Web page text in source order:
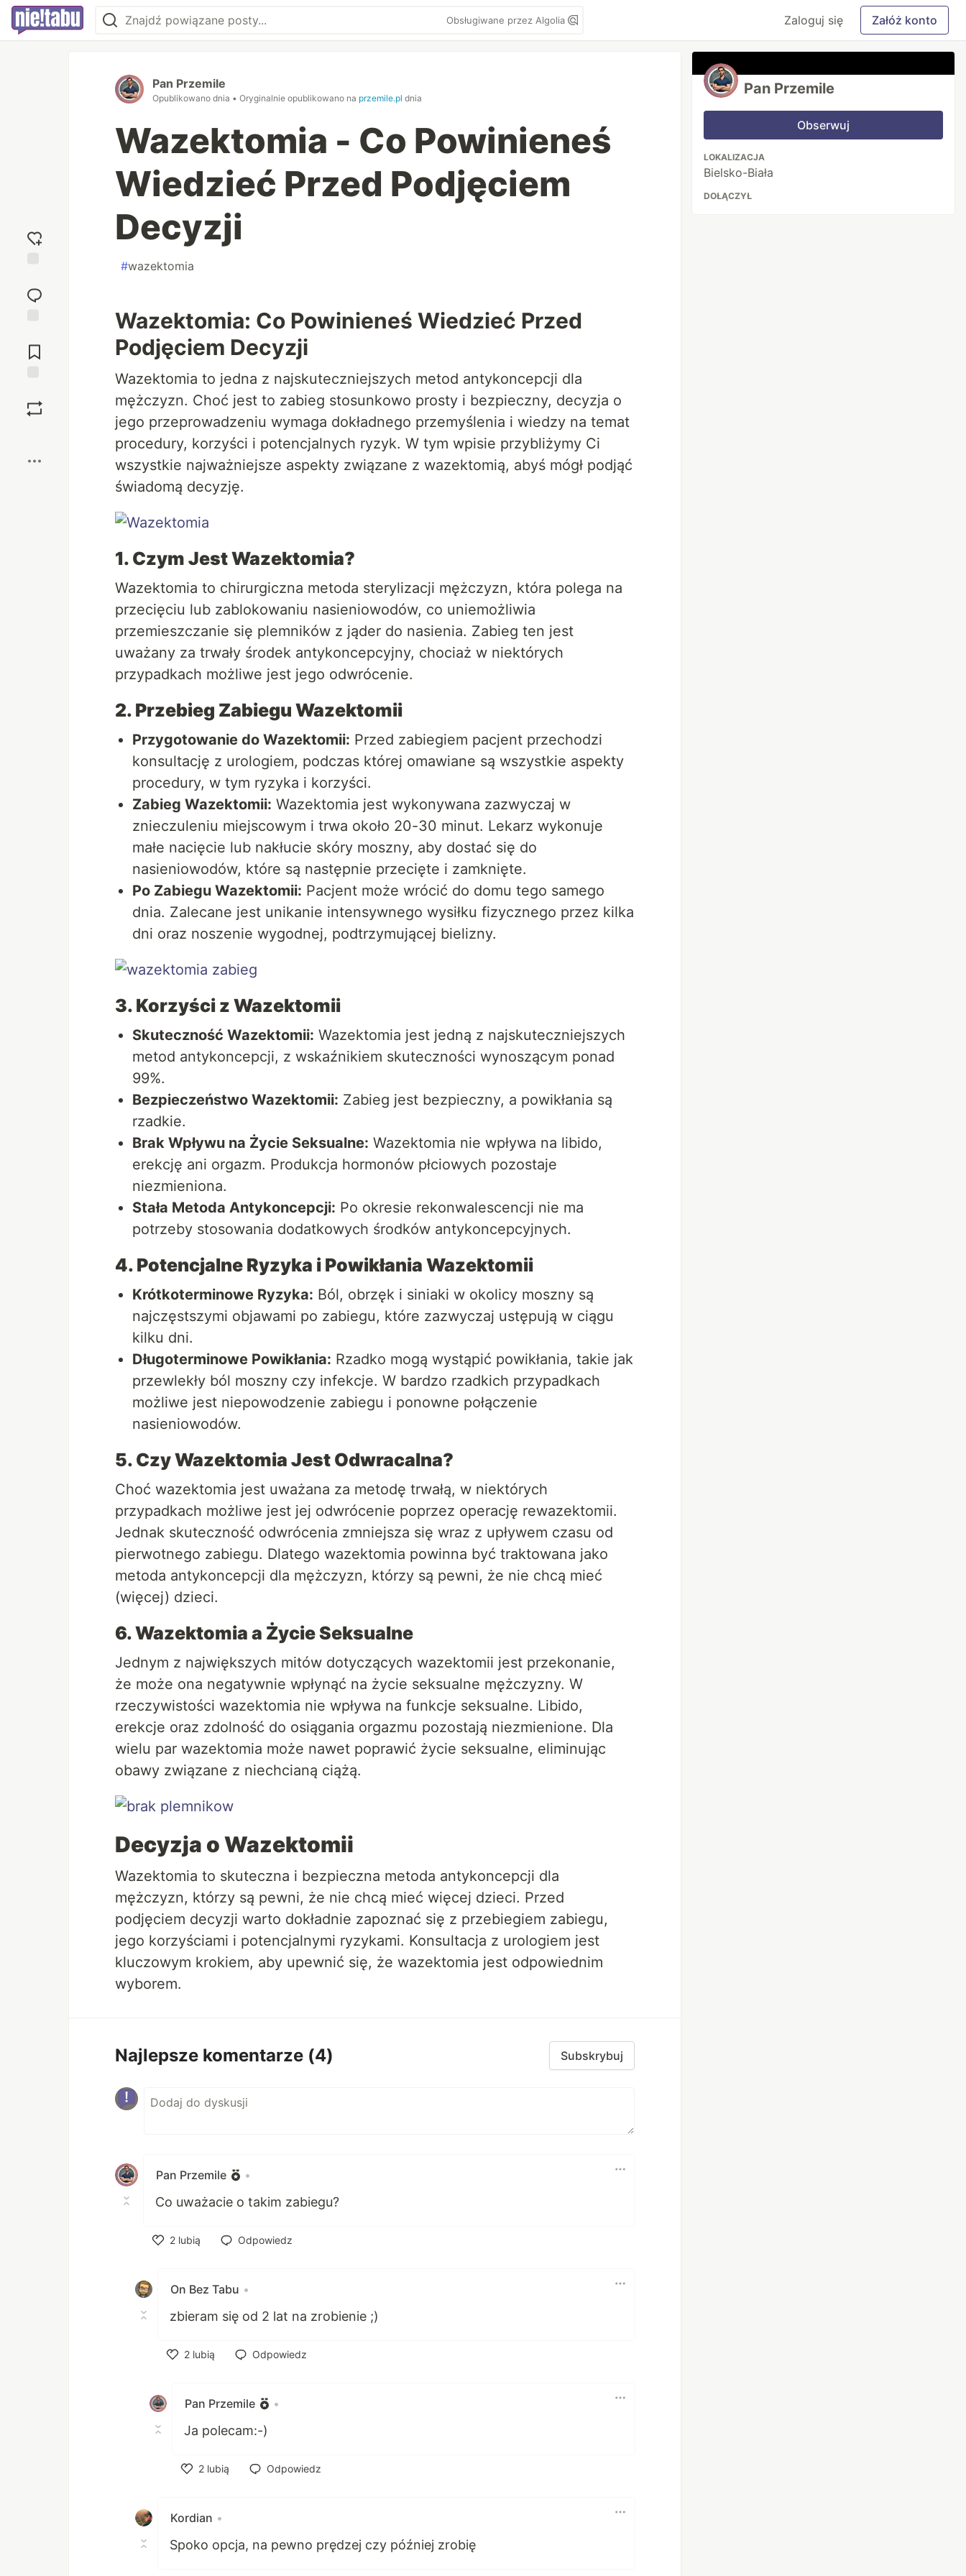
Obsługiwane przez Algolia Zaloguj się Załóż konto
reakcję
komentarzy
Pan Przemile
Opublikowano dnia • Oryginalnie opublikowano na przemile.pl dnia
Wazektomia - Co Powinieneś
Wiedzieć Przed Podjęciem
Decyzji
#wazektomia
Wazektomia: Co Powinieneś Wiedzieć Przed
Podjęciem Decyzji
Wazektomia to jedna z najskuteczniejszych metod antykoncepcji dla
mężczyzn. Choć jest to zabieg stosunkowo prosty i bezpieczny, decyzja o
jego przeprowadzeniu wymaga dokładnego przemyślenia i wiedzy na temat
procedury, korzyści i potencjalnych ryzyk. W tym wpisie przybliżymy Ci
wszystkie najważniejsze aspekty związane z wazektomią, abyś mógł podjąć
świadomą decyzję.
1. Czym Jest Wazektomia?
Wazektomia to chirurgiczna metoda sterylizacji mężczyzn, która polega na
przecięciu lub zablokowaniu nasieniowodów, co uniemożliwia
przemieszczanie się plemników z jąder do nasienia. Zabieg ten jest
uważany za trwały środek antykoncepcyjny, chociaż w niektórych
przypadkach możliwe jest jego odwrócenie.
2. Przebieg Zabiegu Wazektomii
Przygotowanie do Wazektomii: Przed zabiegiem pacjent przechodzi
konsultację z urologiem, podczas której omawiane są wszystkie aspekty
procedury, w tym ryzyka i korzyści.
Zabieg Wazektomii: Wazektomia jest wykonywana zazwyczaj w
znieczuleniu miejscowym i trwa około 20-30 minut. Lekarz wykonuje
małe nacięcie lub nakłucie skóry moszny, aby dostać się do
nasieniowodów, które są następnie przecięte i zamknięte.
Po Zabiegu Wazektomii: Pacjent może wrócić do domu tego samego
dnia. Zalecane jest unikanie intensywnego wysiłku fizycznego przez kilka
dni oraz noszenie wygodnej, podtrzymującej bielizny.
3. Korzyści z Wazektomii
Skuteczność Wazektomii: Wazektomia jest jedną z najskuteczniejszych
metod antykoncepcji, z wskaźnikiem skuteczności wynoszącym ponad
99%.
Bezpieczeństwo Wazektomii: Zabieg jest bezpieczny, a powikłania są
rzadkie.
Brak Wpływu na Życie Seksualne: Wazektomia nie wpływa na libido,
erekcję ani orgazm. Produkcja hormonów płciowych pozostaje
niezmieniona.
Stała Metoda Antykoncepcji: Po okresie rekonwalescencji nie ma
potrzeby stosowania dodatkowych środków antykoncepcyjnych.
4. Potencjalne Ryzyka i Powikłania Wazektomii
Krótkoterminowe Ryzyka: Ból, obrzęk i siniaki w okolicy moszny są
najczęstszymi objawami po zabiegu, które zazwyczaj ustępują w ciągu
kilku dni.
Długoterminowe Powikłania: Rzadko mogą wystąpić powikłania, takie jak
przewlekły ból moszny czy infekcje. W bardzo rzadkich przypadkach
możliwe jest niepowodzenie zabiegu i ponowne połączenie
nasieniowodów.
5. Czy Wazektomia Jest Odwracalna?
Choć wazektomia jest uważana za metodę trwałą, w niektórych
przypadkach możliwe jest jej odwrócenie poprzez operację rewazektomii.
Jednak skuteczność odwrócenia zmniejsza się wraz z upływem czasu od
pierwotnego zabiegu. Dlatego wazektomia powinna być traktowana jako
metoda antykoncepcji dla mężczyzn, którzy są pewni, że nie chcą mieć
(więcej) dzieci.
6. Wazektomia a Życie Seksualne
Jednym z największych mitów dotyczących wazektomii jest przekonanie,
że może ona negatywnie wpłynąć na życie seksualne mężczyzny. W
rzeczywistości wazektomia nie wpływa na funkcje seksualne. Libido,
erekcje oraz zdolność do osiągania orgazmu pozostają niezmienione. Dla
wielu par wazektomia może nawet poprawić życie seksualne, eliminując
obawy związane z niechcianą ciążą.
Decyzja o Wazektomii
Wazektomia to skuteczna i bezpieczna metoda antykoncepcji dla
mężczyzn, którzy są pewni, że nie chcą mieć więcej dzieci. Przed
podjęciem decyzji warto dokładnie zapoznać się z przebiegiem zabiegu,
jego korzyściami i potencjalnymi ryzykami. Konsultacja z urologiem jest
kluczowym krokiem, aby upewnić się, że wazektomia jest odpowiednim
wyborem.
Najlepsze komentarze (4) Subskrybuj
Pan Przemile •
Co uważacie o takim zabiegu?
2 lubią
Odpowiedz
On Bez Tabu •
zbieram się od 2 lat na zrobienie ;)
2 lubią
Odpowiedz
Pan Przemile •
Ja polecam:-)
2 lubią
Odpowiedz
Kordian •
Spoko opcja, na pewno prędzej czy później zrobię
Pan Przemile
Obserwuj
LOKALIZACJA
Bielsko-Biała
DOŁĄCZYŁ